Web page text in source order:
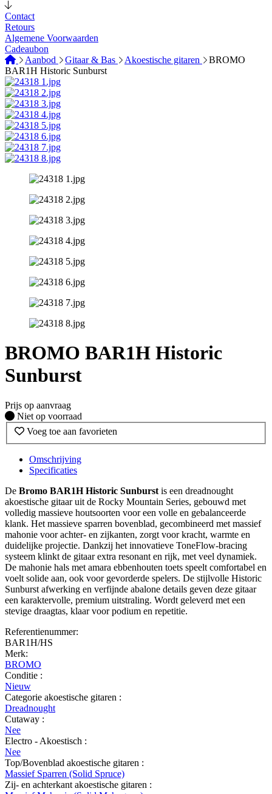
Contact
Retours
Algemene Voorwaarden
Cadeaubon
Aanbod
Gitaar & Bas Akoestische gitaren
BROMO
BAR1H Historic Sunburst
BROMO BAR1H Historic
Sunburst
Prijs op aanvraag
Fysiek voorradig
Niet op voorraad
Voeg toe aan favorieten
Omschrijving
Specificaties
De Bromo BAR1H Historic Sunburstis een dreadnought
akoestische gitaar uit de Rocky Mountain Series, gebouwd met
volledig massieve houtsoorten voor een volle en gebalanceerde
klank. Het massieve sparren bovenblad, gecombineerd met massief
mahonie voor achter- en zijkanten, zorgt voor kracht, warmte en
duidelijke projectie. Dankzij het innovatieve ToneFlow-bracing
systeem klinkt de gitaar extra resonant en rijk, met veel dynamiek.
De mahonie hals met amara ebbenhouten toets speelt comfortabel en
voelt solide aan, ook voor gevorderde spelers. De stijlvolle Historic
Sunburst afwerking en verfijnde abalone details geven deze gitaar
een karaktervolle, premium uitstraling. Wordt geleverd met een
stevige draagtas, klaar voor podium en repetitie.
Referentienummer:
BAR1H/HS
Merk:
BROMO
Conditie :
Nieuw
Categorie akoestische gitaren :
Dreadnought
Cutaway :
Nee
Electro - Akoestisch :
Nee
Top/Bovenblad akoestische gitaren :
Massief Sparren (Solid Spruce)
Zij- en achterkant akoestische gitaren :